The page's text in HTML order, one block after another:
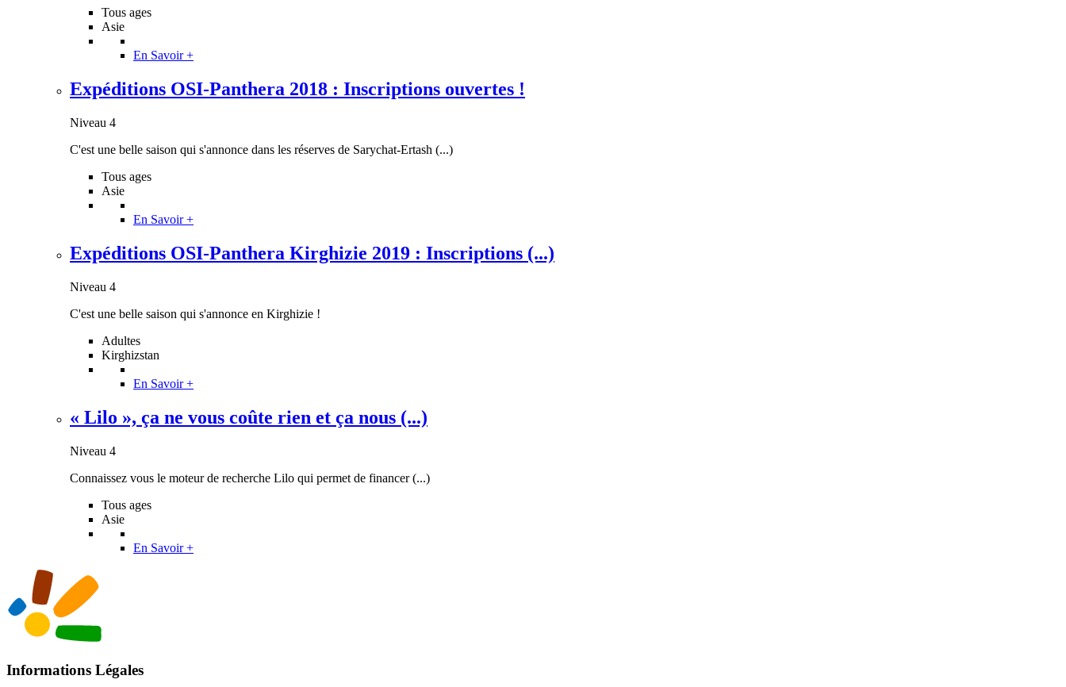
Tous ages
Asie
En Savoir +
Expéditions OSI-Panthera 2018 : Inscriptions ouvertes !
Niveau 4
C'est une belle saison qui s'annonce dans les réserves de Sarychat-Ertash (...)
Tous ages
Asie
En Savoir +
Expéditions OSI-Panthera Kirghizie 2019 : Inscriptions (...)
Niveau 4
C'est une belle saison qui s'annonce en Kirghizie !
Adultes
Kirghizstan
En Savoir +
« Lilo », ça ne vous coûte rien et ça nous (...)
Niveau 4
Connaissez vous le moteur de recherche Lilo qui permet de financer (...)
Tous ages
Asie
En Savoir +
Informations Légales